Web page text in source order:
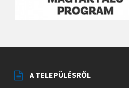
A TELEPÜLÉSRŐL